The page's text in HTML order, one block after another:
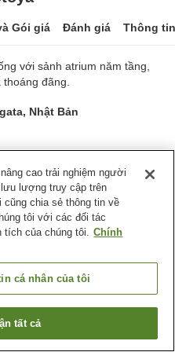
Gói giá Đánh giá Thông
với sảnh atrium năm tầng,
đãng.
Nhật Bản
Xông hơi
Lounge
Thành phố Niigata
trống
cao trải nghiệm người
lượng truy cập trên
cũng chia sẻ thông tin về
tôi với các đối tác
tích của chúng tôi. Chính
cá nhân của tôi
tất cả